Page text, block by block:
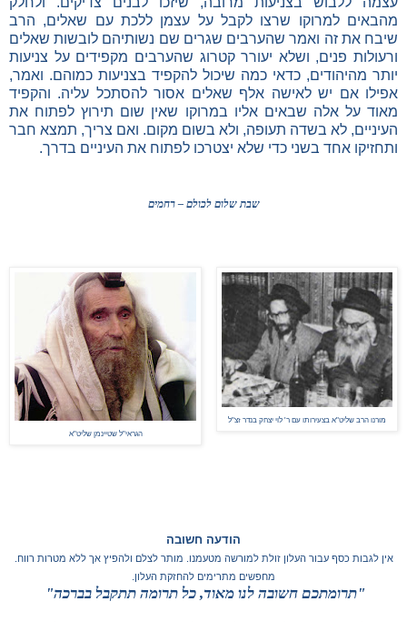
מהבאים למרוקו שרצו לקבל על עצמן ללכת עם שאלים, הרב
שיבח את זה ואמר שהערבים שגרים שם נשותיהם לובשות שאלים
ורעולות פנים, ושלא יעורר קטרוג שהערבים מקפידים על צניעות
יותר מהיהודים, כדאי כמה שיכול להקפיד בצניעות כמוהם. ואמר,
אפילו אם יש לאישה אלף שאלים אסור להסתכל עליה. והקפיד
מאוד על אלה שבאים אליו במרוקו שאין שום תירוץ לפתוח את
העיניים, לא בשדה תעופה, ולא בשום מקום. ואם צריך, תמצא חבר
ותחזיקו אחד בשני כדי שלא יצטרכו לפתוח את העיניים בדרך.
שבת שלום לכולם – רחמים
הגראי"ל שטיינמן שליט"א
מורנו הרב שליט"אבצעירותו
הודעה חשובה
אין לגבות כסף עבור העלון זולת למורשה מטעמנו. מותר לצלם ולהפיץ אך ללא מטרות רווח.
מחפשים מתרימים להחזקת העלון.
"תרומתכם חשובה לנו מאוד, כל תרומה תתקבל בברכה"